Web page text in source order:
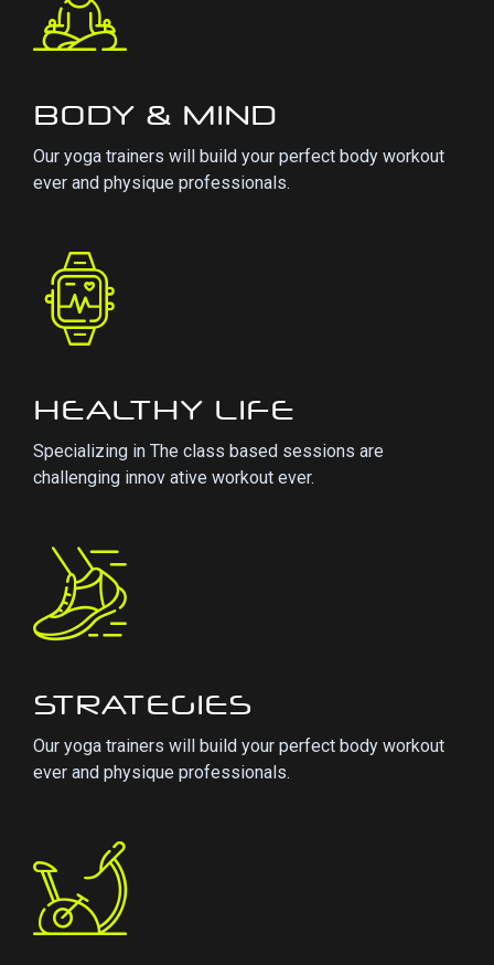
BODY & MIND
Our yoga trainers will build your perfect body workout
ever and physique professionals.
HEALTHY LIFE
Specializing in The class based sessions are
challenging innov ative workout ever.
STRATEGIES
Our yoga trainers will build your perfect body workout
ever and physique professionals.